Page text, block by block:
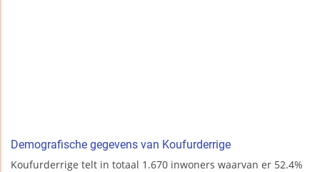
Demografische gegevens van Koufurderrige
Koufurderrige telt in totaal 1.670 inwoners waarvan er 52.4%